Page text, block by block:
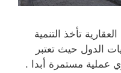
تأخذ التنمية
الدول حيث تعتبر
عملية مستمرة أبدا .